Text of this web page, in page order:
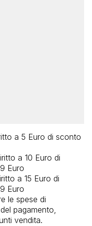
a 5 Euro di sconto
a 10 Euro di
Euro
a 15 Euro di
Euro
le spese di
pagamento,
vendita.